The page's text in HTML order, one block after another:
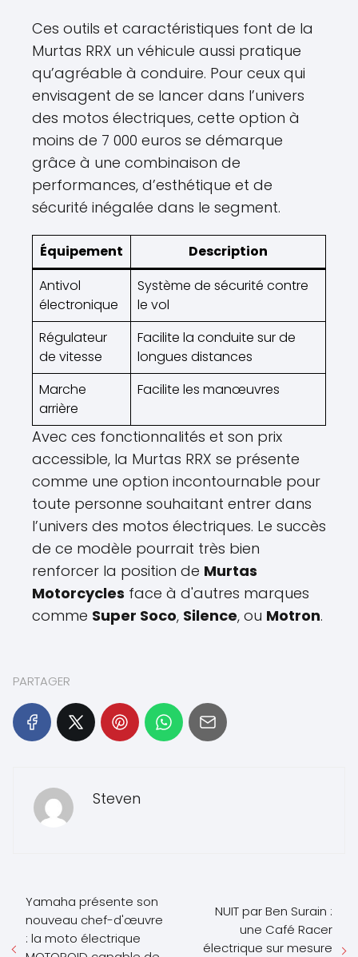
Ces outils et caractéristiques font de la
Murtas RRX un véhicule aussi pratique
qu’agréable à conduire. Pour ceux qui
envisagent de se lancer dans l’univers
des motos électriques, cette option à
moins de 7 000 euros se démarque
grâce à une combinaison de
performances, d’esthétique et de
sécurité inégalée dans le segment.
Équipement
Description
Antivol
électronique
Système de sécurité contre
le vol
Régulateur
de vitesse
Facilite la conduite sur de
longues distances
Marche
arrière
Facilite les manœuvres
Avec ces fonctionnalités et son prix
accessible, la Murtas RRX se présente
comme une option incontournable pour
toute personne souhaitant entrer dans
l’univers des motos électriques. Le succès
de ce modèle pourrait très bien
renforcer la position de Murtas
Motorcycles face à d'autres marques
comme Super Soco, Silence, ou Motron.
PARTAGER
Steven
Yamaha présente son
nouveau chef-d'œuvre
: la moto électrique
NUIT par Ben Surain :
une Café Racer
électrique sur mesure